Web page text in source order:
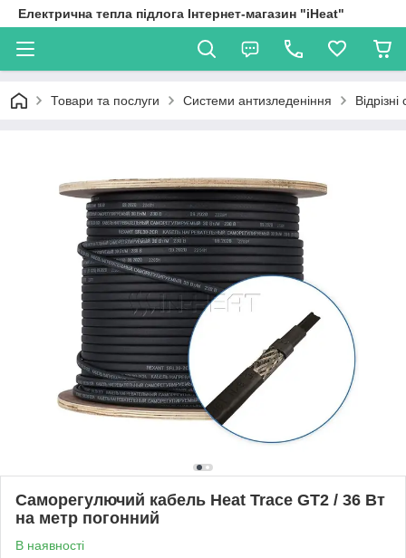
Електрична тепла підлога Інтернет-магазин "iHeat"
Товари та послуги Системи антизледеніння
Саморегулючий кабель Heat Trace GT2 / 36 Вт
на метр погонний
В наявності